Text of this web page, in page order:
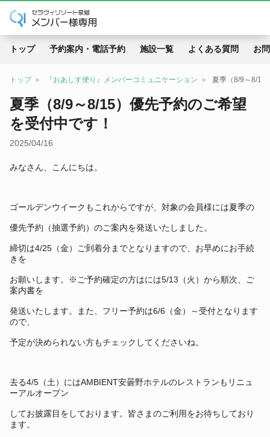
トップ 予約案内・電話予約 施設一覧 よくある質問 お
トップ 『おあしす便り』メンバーコミュニケーション 夏季（8/9～8/15
夏季（8/9～8/15）優先予約のご希望
を受付中です！
2025/04/16
みなさん、こんにちは。
ゴールデンウイークもこれからですが、対象の会員様には夏季の
優先予約（抽選予約）のご案内を発送いたしました。
締切は4/25（金）ご到着分までとなりますので、お早めにお手続
きを
お願いします。※ご予約確定の方はには5/13（火）から順次、ご
案内書を
発送いたします。また、フリー予約は6/6（金）～受付となります
ので、
予定が決められない方もチェックしてくださいね。
去る4/5（土）にはAMBIENT安曇野ホテルのレストランもリニュ
ーアルオープン
してお披露目をしております。皆さまのご利用をお待ちしており
ます。